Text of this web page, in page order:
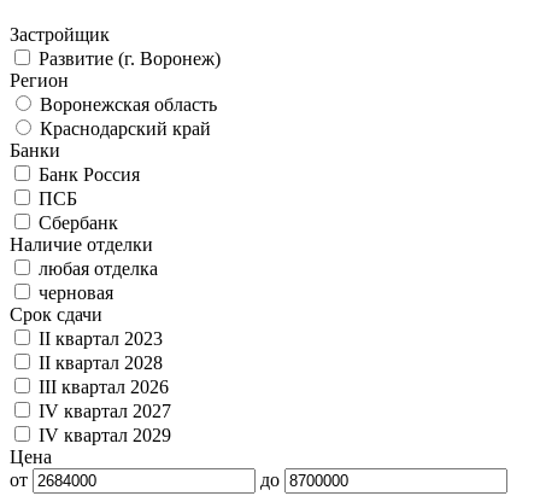
Застройщик
Развитие (г. Воронеж)
Регион
Воронежская область
Краснодарский край
Банки
Банк Россия
ПСБ
Сбербанк
Наличие отделки
любая отделка
черновая
Срок сдачи
II квартал 2023
II квартал 2028
III квартал 2026
IV квартал 2027
IV квартал 2029
Цена
от
до